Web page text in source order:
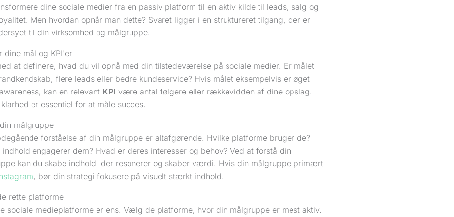
dine sociale medier fra en passiv platform til en aktiv kilde til leads, salg og
Men hvordan opnår man dette? Svaret ligger i en struktureret tilgang, der er
til din virksomhed og målgruppe.
dine mål og KPI'er
at definere, hvad du vil opnå med din tilstedeværelse på sociale medier. Er målet
flere leads eller bedre kundeservice? Hvis målet eksempelvis er øget
kan en relevant KPI være antal følgere eller rækkevidden af dine opslag.
klarhed er essentiel for at måle succes.
målgruppe
forståelse af din målgruppe er altafgørende. Hvilke platforme bruger de?
indhold engagerer dem? Hvad er deres interesser og behov? Ved at forstå din
kan du skabe indhold, der resonerer og skaber værdi. Hvis din målgruppe primært
, bør din strategi fokusere på visuelt stærkt indhold.
rette platforme
sociale medieplatforme er ens. Vælg de platforme, hvor din målgruppe er mest aktiv.